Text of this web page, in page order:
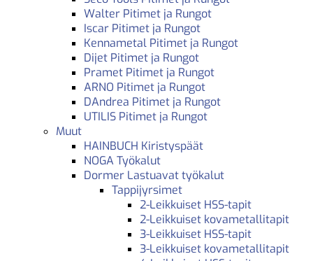
Walter Pitimet ja Rungot
Iscar Pitimet ja Rungot
Kennametal Pitimet ja Rungot
Dijet Pitimet ja Rungot
Pramet Pitimet ja Rungot
ARNO Pitimet ja Rungot
DAndrea Pitimet ja Rungot
UTILIS Pitimet ja Rungot
Muut
HAINBUCH Kiristyspäät
NOGA Työkalut
Dormer Lastuavat työkalut
Tappijyrsimet
2-Leikkuiset HSS-tapit
2-Leikkuiset kovametallitapit
3-Leikkuiset HSS-tapit
3-Leikkuiset kovametallitapit